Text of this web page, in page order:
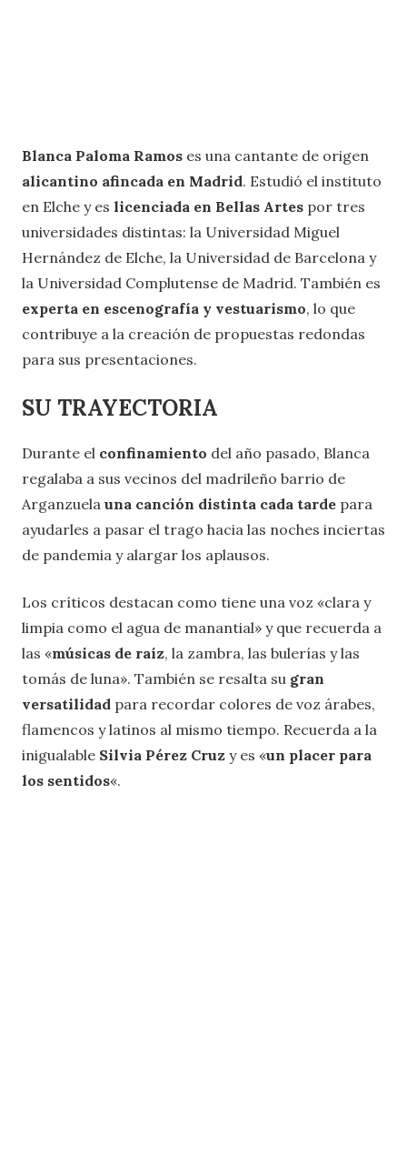
Blanca Paloma Ramos es una cantante de origen
alicantino afincada en Madrid. Estudió el instituto
en Elche y es licenciada en Bellas Artes por tres
universidades distintas: la Universidad Miguel
Hernández de Elche, la Universidad de Barcelona y
la Universidad Complutense de Madrid. También es
experta en escenografía y vestuarismo, lo que
contribuye a la creación de propuestas redondas
para sus presentaciones.
SU TRAYECTORIA
Durante el confinamiento del año pasado, Blanca
regalaba a sus vecinos del madrileño barrio de
Arganzuela una canción distinta cada tarde para
ayudarles a pasar el trago hacia las noches inciertas
de pandemia y alargar los aplausos.
Los críticos destacan como tiene una voz «clara y
limpia como el agua de manantial» y que recuerda a
las «músicas de raíz, la zambra, las bulerías y las
tomás de luna». También se resalta su gran
versatilidad para recordar colores de voz árabes,
flamencos y latinos al mismo tiempo. Recuerda a la
inigualable Silvia Pérez Cruz y es «un placer para
los sentidos«.